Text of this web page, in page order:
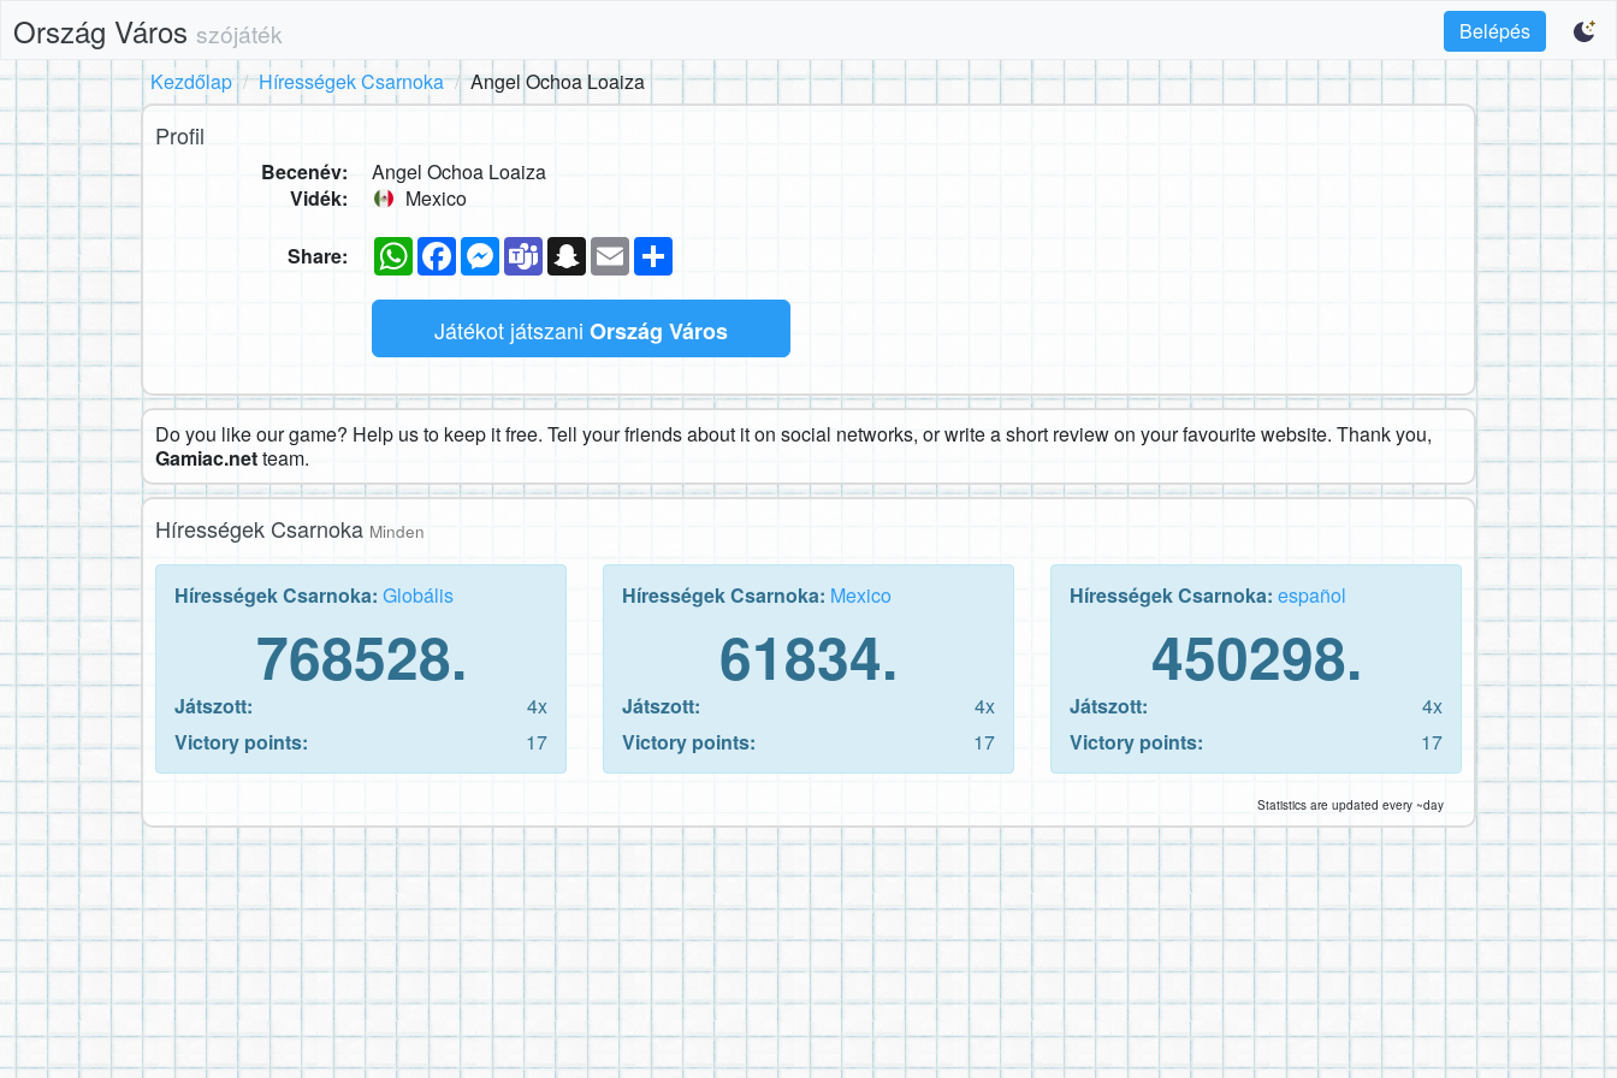
Ország Város szójáték
Belépés
Kezdőlap
Hírességek Csarnoka Angel Ochoa Loaiza
Profil
Becenév:
Angel Ochoa Loaiza
Vidék:
Mexico
Share: WhatsAppFacebookMessenger
TeamsSnapchat
Email
Játékot játszani Ország Város
Do you like our game? Help us to keep it free. Tell your friends about it on social networks, or write a short review on your favourite website. Thank you,
Gamiac.netteam.
Hírességek Csarnoka Minden
Hírességek Csarnoka: Globális
768528.
Játszott:
4x
Victory points:
17
Hírességek Csarnoka: Mexico
61834.
Játszott:
4x
Victory points:
17
Hírességek Csarnoka: español
450298.
Játszott:
4x
Victory points:
17
Statistics are updated every ~day